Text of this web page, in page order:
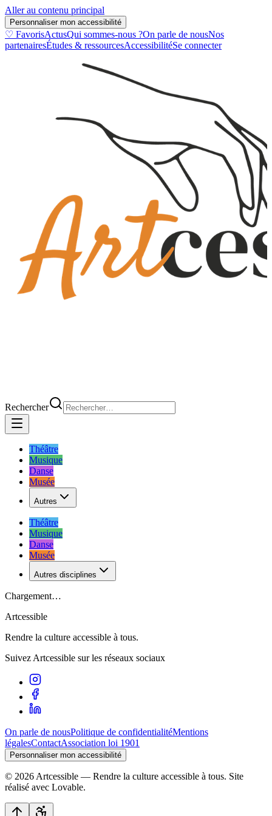
Aller au contenu principal
Personnaliser mon accessibilité
♡ FavorisActusQui sommes-nous ?On parle de nousNos
partenairesÉtudes & ressourcesAccessibilitéSe connecter
Rechercher
Théâtre
Musique
Danse
Musée
Autres
Théâtre
Musique
Danse
Musée
Autres disciplines
Chargement…
Artcessible
Rendre la culture accessible à tous.
Suivez Artcessible sur les réseaux sociaux
On parle de nousPolitique de confidentialitéMentions
légalesContactAssociation loi 1901
Personnaliser mon accessibilité
© 2026 Artcessible — Rendre la culture accessible à tous. Site
réalisé avec Lovable.